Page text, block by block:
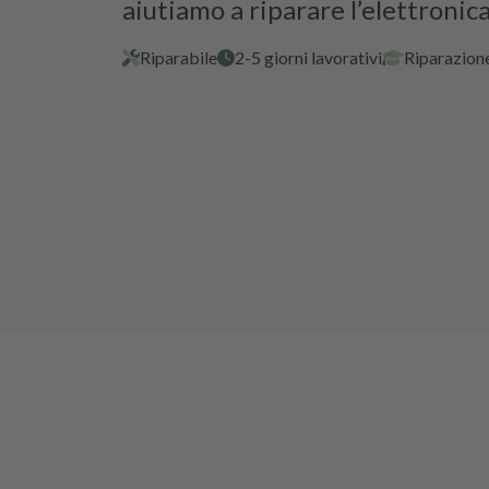
aiutiamo a riparare
Riparabile 2-5 giorni lavorativi